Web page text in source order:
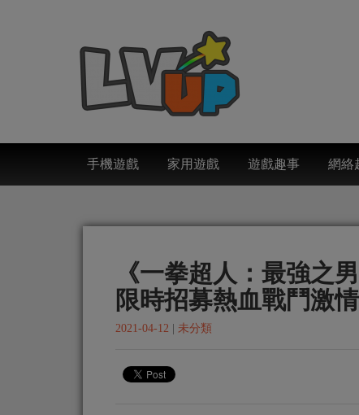
手機遊戲 家用遊戲 遊戲趣事 網絡
《一拳超人：最強之
限時招募熱血戰鬥激
2021-04-12 未分類